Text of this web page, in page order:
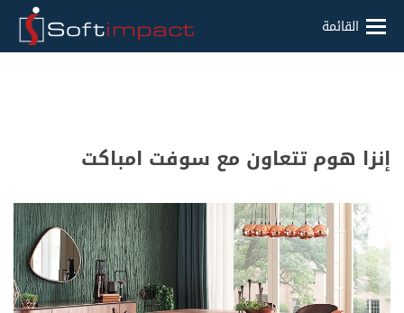
القائمة
إنزا هوم تتعاون مع سوفت امباكت